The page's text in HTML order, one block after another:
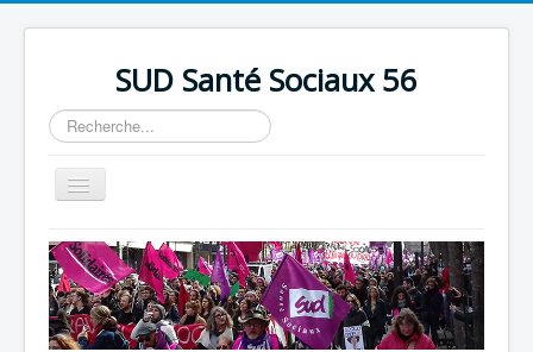
SUD Santé Sociaux 56
Rechercher
Basculer
la
Accueil
Présentation
Nos bureaux